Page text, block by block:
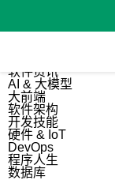
软件资讯
AI & 大模型
大前端
软件架构
开发技能
硬件 & IoT
DevOps
程序人生
数据库